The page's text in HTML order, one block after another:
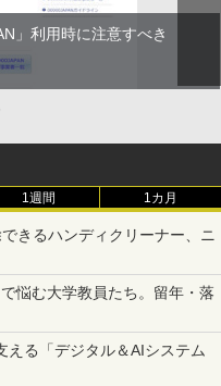
」利用時に注意すべき
1週間 1カ月
きるハンディクリーナー、ニ
悩む大学教員たち。留年・落
える「デジタル＆AIシステム